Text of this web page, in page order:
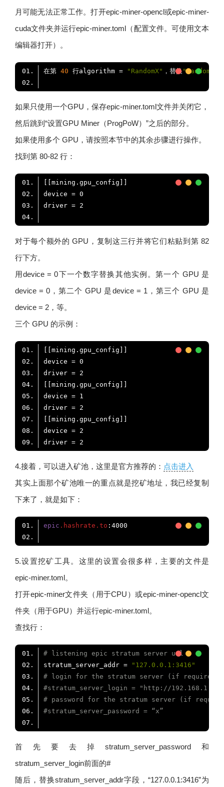
月可能无法正常工作。打开epic-miner-opencl或epic-miner-
cuda文件夹并运行epic-miner.toml（配置文件。可使用文本
编辑器打开）。
在第 40 行algorithm = "RandomX" ，替换 "RandomX"
如果只使用一个GPU，保存epic-miner.toml文件并关闭它，
然后跳到“设置GPU Miner（ProgPoW）”之后的部分。
如果使用多个 GPU，请按照本节中的其余步骤进行操作。
找到第 80-82 行：
对于每个额外的 GPU，复制这三行并将它们粘贴到第 82
行下方。
用device = 0下一个数字替换其他实例。第一个 GPU 是
device = 0，第二个 GPU 是device = 1，第三个 GPU 是
device = 2，等。
三个 GPU 的示例：
4.接着，可以进入矿池，这里是官方推荐的： 点击进入
其实上面那个矿池唯一的重点就是挖矿地址，我已经复制
下来了，就是如下：
epic .hashrate .to :4000
5.设置挖矿工具。这里的设置会很多样，主要的文件是
epic-miner.toml。
打开epic-miner文件夹（用于CPU）或epic-miner-opencl文
件夹（用于GPU）并运行epic-miner.toml。
查找行：
# listening epic stratum server url
stratum_server_addr =
"127.0.0.1:3416"
# login for the stratum server (if required)
#stratum_server_login = "http://
# password for the stratum server (if
#stratum_server_password = “x”
首先要去掉stratum_server_password和
stratum_server_login前面的#
随后，替换stratum_server_addr字段，“127.0.0.1:3416”为